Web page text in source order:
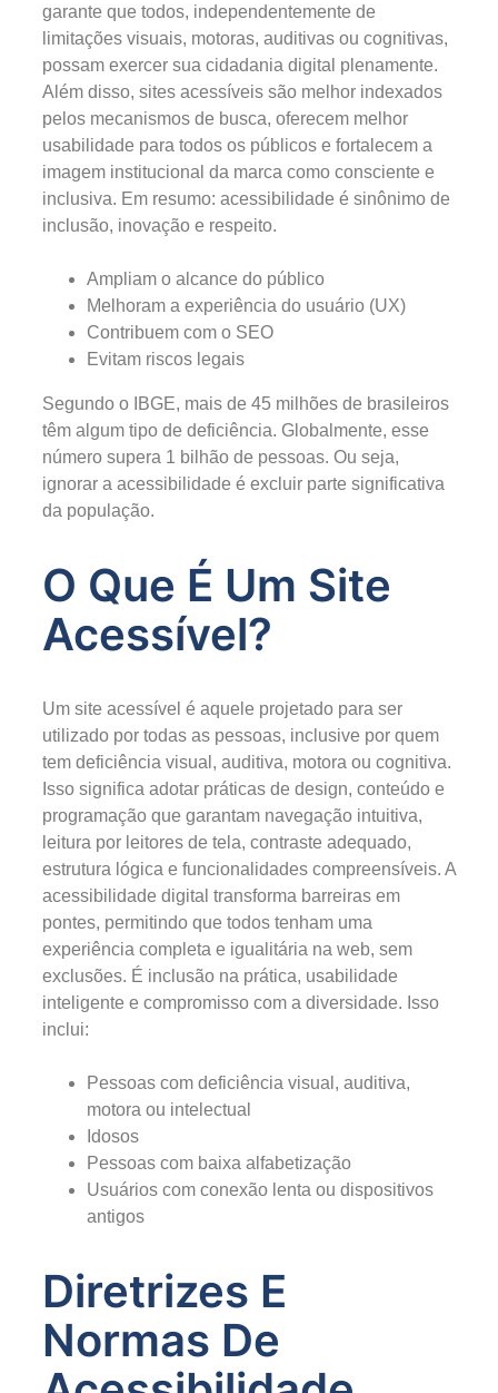
garante que todos, independentemente de
limitações visuais, motoras, auditivas ou cognitivas,
possam exercer sua cidadania digital plenamente.
Além disso, sites acessíveis são melhor indexados
pelos mecanismos de busca, oferecem melhor
usabilidade para todos os públicos e fortalecem a
imagem institucional da marca como consciente e
inclusiva. Em resumo: acessibilidade é sinônimo de
inclusão, inovação e respeito.
Ampliam o alcance do público
Melhoram a experiência do usuário (UX)
Contribuem com o SEO
Evitam riscos legais
Segundo o IBGE, mais de 45 milhões de brasileiros
têm algum tipo de deficiência. Globalmente, esse
número supera 1 bilhão de pessoas. Ou seja,
ignorar a acessibilidade é excluir parte significativa
da população.
O Que É Um Site
Acessível?
Um site acessível é aquele projetado para ser
utilizado por todas as pessoas, inclusive por quem
tem deficiência visual, auditiva, motora ou cognitiva.
Isso significa adotar práticas de design, conteúdo e
programação que garantam navegação intuitiva,
leitura por leitores de tela, contraste adequado,
estrutura lógica e funcionalidades compreensíveis. A
acessibilidade digital transforma barreiras em
pontes, permitindo que todos tenham uma
experiência completa e igualitária na web, sem
exclusões. É inclusão na prática, usabilidade
inteligente e compromisso com a diversidade. Isso
inclui:
Pessoas com deficiência visual, auditiva,
motora ou intelectual
Idosos
Pessoas com baixa alfabetização
Usuários com conexão lenta ou dispositivos
antigos
Diretrizes E
Normas De